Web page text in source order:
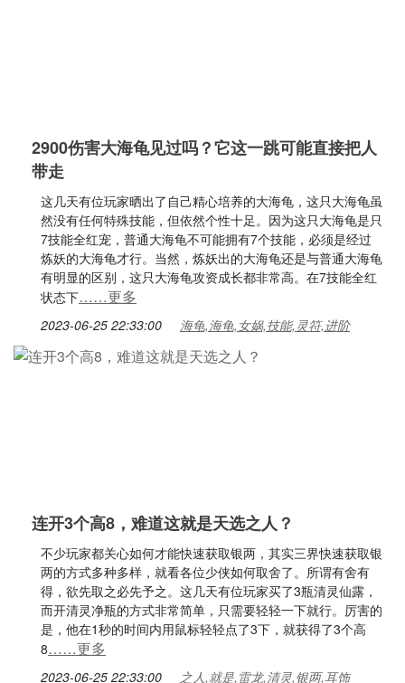
2900伤害大海龟见过吗？它这一跳可能直接把人
带走
这几天有位玩家晒出了自己精心培养的大海龟，这只大海龟虽
然没有任何特殊技能，但依然个性十足。因为这只大海龟是只
7技能全红宠，普通大海龟不可能拥有7个技能，必须是经过
炼妖的大海龟才行。当然，炼妖出的大海龟还是与普通大海龟
有明显的区别，这只大海龟攻资成长都非常高。在7技能全红
状态下……更多
2023-06-25 22:33:00 海龟,海龟,女娲,技能,灵符,进阶
连开3个高8，难道这就是天选之人？
不少玩家都关心如何才能快速获取银两，其实三界快速获取银
两的方式多种多样，就看各位少侠如何取舍了。所谓有舍有
得，欲先取之必先予之。这几天有位玩家买了3瓶清灵仙露，
而开清灵净瓶的方式非常简单，只需要轻轻一下就行。厉害的
是，他在1秒的时间内用鼠标轻轻点了3下，就获得了3个高
8……更多
2023-06-25 22:33:00 之人,就是,雷龙,清灵,银两,耳饰